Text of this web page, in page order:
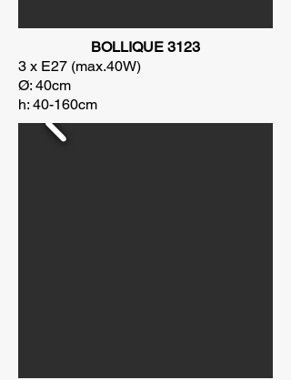
BOLLIQUE 3123
3 x E27 (max.40W)
Ø: 40cm
h: 40-160cm